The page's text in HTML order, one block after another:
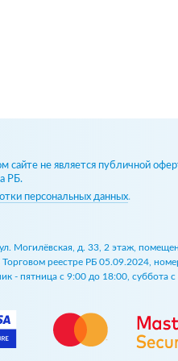
не является публичной
РБ.
персональных данных.
Могилёвская, д. 33, 2 этаж,
реестре РБ 05.09.2024,
- пятница с 9:00 до 18:00, суббота